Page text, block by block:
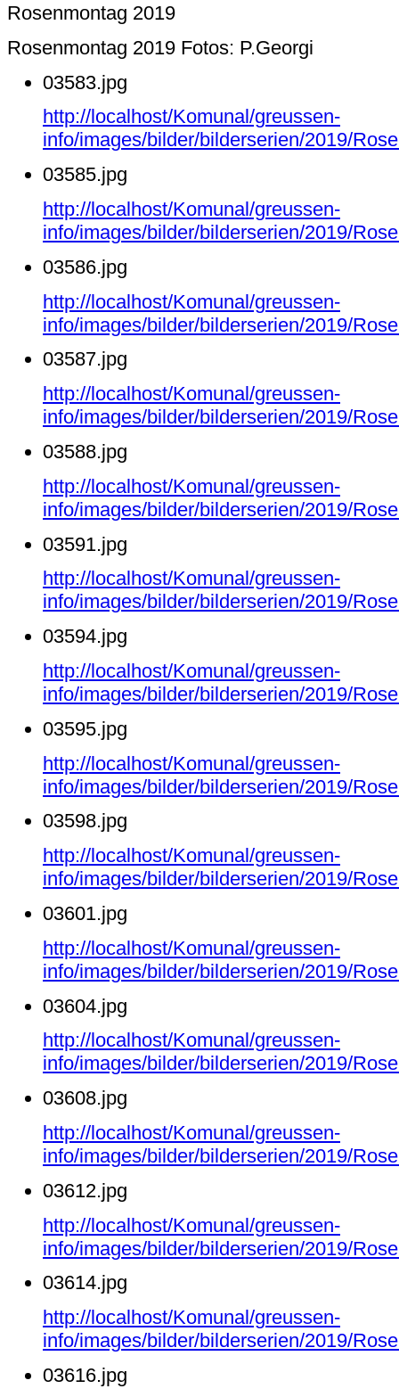
Rosenmontag 2019
Rosenmontag 2019 Fotos: P.Georgi
03583.jpg
http://localhost/Komunal/greussen-
info/images/bilder/bilderserien/2019/
03585.jpg
http://localhost/Komunal/greussen-
info/images/bilder/bilderserien/2019/
03586.jpg
http://localhost/Komunal/greussen-
info/images/bilder/bilderserien/2019/
03587.jpg
http://localhost/Komunal/greussen-
info/images/bilder/bilderserien/2019/
03588.jpg
http://localhost/Komunal/greussen-
info/images/bilder/bilderserien/2019/
03591.jpg
http://localhost/Komunal/greussen-
info/images/bilder/bilderserien/2019/
03594.jpg
http://localhost/Komunal/greussen-
info/images/bilder/bilderserien/2019/
03595.jpg
http://localhost/Komunal/greussen-
info/images/bilder/bilderserien/2019/
03598.jpg
http://localhost/Komunal/greussen-
info/images/bilder/bilderserien/2019/
03601.jpg
http://localhost/Komunal/greussen-
info/images/bilder/bilderserien/2019/
03604.jpg
http://localhost/Komunal/greussen-
info/images/bilder/bilderserien/2019/
03608.jpg
http://localhost/Komunal/greussen-
info/images/bilder/bilderserien/2019/
03612.jpg
http://localhost/Komunal/greussen-
info/images/bilder/bilderserien/2019/
03614.jpg
http://localhost/Komunal/greussen-
info/images/bilder/bilderserien/2019/
03616.jpg